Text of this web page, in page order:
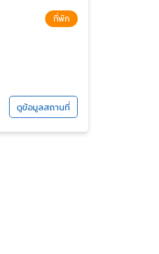
ที่พัก
ดูข้อมูลสถานที่